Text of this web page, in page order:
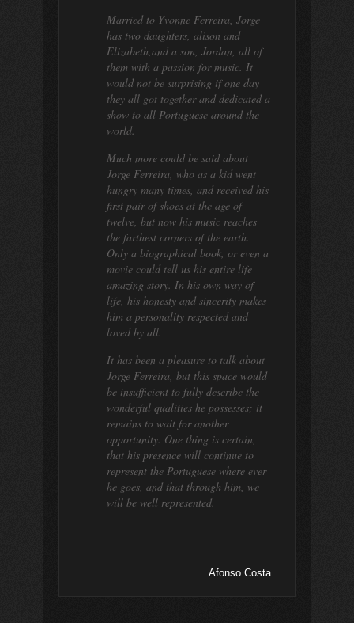
Married to Yvonne Ferreira, Jorge
has two daughters, alison and
Elizabeth,and a son, Jordan, all of
them with a passion for music. It
would not be surprising if one day
they all got together and dedicated a
show to all Portuguese around the
world.
Much more could be said about
Jorge Ferreira, who as a kid went
hungry many times, and received his
first pair of shoes at the age of
twelve, but now his music reaches
the farthest corners of the earth.
Only a biographical book, or even a
movie could tell us his entire life
amazing story. In his own way of
life, his honesty and sincerity makes
him a personality respected and
loved by all.
It has been a pleasure to talk about
Jorge Ferreira, but this space would
be insufficient to fully describe the
wonderful qualities he possesses; it
remains to wait for another
opportunity. One thing is certain,
that his presence will continue to
represent the Portuguese where ever
he goes, and that through him, we
will be well represented.
Afonso Costa